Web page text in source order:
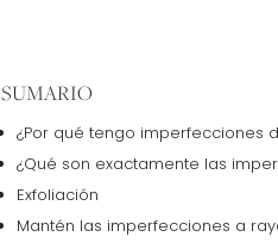
SUMARIO
¿Por qué tengo imperfecciones
¿Qué son exactamente las
Exfoliación
Mantén las imperfecciones a